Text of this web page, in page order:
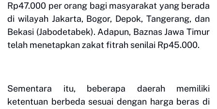
Rp47.000 per orang bagi masyarakat yang berada
di wilayah Jakarta, Bogor, Depok, Tangerang, dan
Bekasi (Jabodetabek). Adapun, Baznas Jawa Timur
telah menetapkan zakat fitrah senilai Rp45.000.
Sementara itu, beberapa daerah memiliki
ketentuan berbeda sesuai dengan harga beras di